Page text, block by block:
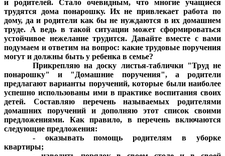
и родителей. Стало очевидным, что многие учащиеся
трудятся дома понарошку. Их не привлекает работа по
дому, да и родители как бы не нуждаются в их домашнем
труде. А ведь в такой ситуации может сформироваться
устойчивое нежелание трудится. Давайте вместе с вами
подумаем и ответим на вопрос: какие трудовые поручения
могут и должны быть у ребенка в семье?
Прикрепляю на доску листья-таблички "Труд не
понарошку" и "Домашние поручения", а родители
предлагают варианты поручений, которые были наиболее
успешно использованы ими в практике воспитания своих
детей. Составляю перечень называемых родителями
домашних поручений и дополняю этот список своими
предложениями. Как правило, в перечень включаются
следующие предложения:
- оказывать помощь родителям в уборке
квартиры;